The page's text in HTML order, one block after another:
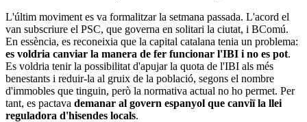
L'últim moviment es va formalitzar la setmana passada. L'acord el
van subscriure el PSC, que governa en solitari la ciutat, i BComú.
En essència, es reconeixia que la capital catalana tenia un problema:
es voldria canviar la manera de fer funcionar l'IBI i no es pot.
Es voldria tenir la possibilitat d'apujar la quota de l'IBI als més
benestants i reduir-la al gruix de la població, segons el nombre
d'immobles que tinguin, però la normativa actual no ho permet. Per
tant, es pactava demanar al govern espanyol que canviï la llei
reguladora d'hisendes locals.